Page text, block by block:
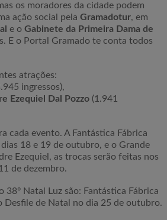
os moradores da cidade podem
ação social pela Gramadotur, em
e o Gabinete da Primeira Dama de
E o Portal Gramado te conta todos
atrações:
ingressos),
Ezequiel Dal Pozzo (1.941
cada evento. A Fantástica Fábrica
18 e 19 de outubro, e o Grande
Ezequiel, as trocas serão feitas nos
de dezembro.
Natal Luz são: Fantástica Fábrica
de Natal no dia 25 de outubro.